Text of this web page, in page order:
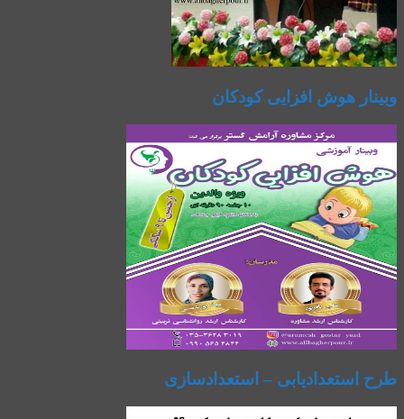
وبینار هوش افزایی کودکان
طرح استعدادیابی – استعدادسازی